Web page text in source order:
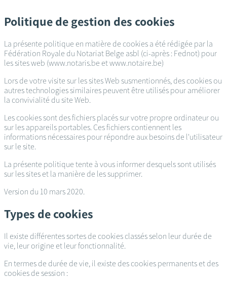
au
contenu
Politique de gestion des cookies
La présente politique en matière de cookies a été rédigée par la
Fédération Royale du Notariat Belge asbl (ci-après : Fednot) pour
les sites web (www.notaris.be et www.notaire.be)
Lors de votre visite sur les sites Web susmentionnés, des cookies ou
autres technologies similaires peuvent être utilisés pour améliorer
la convivialité du site Web.
Les cookies sont des fichiers placés sur votre propre ordinateur ou
sur les appareils portables. Ces fichiers contiennent les
informations nécessaires pour répondre aux besoins de l'utilisateur
sur le site.
La présente politique tente à vous informer desquels sont utilisés
sur les sites et la manière de les supprimer.
Version du 10 mars 2020.
Types de cookies
Il existe différentes sortes de cookies classés selon leur durée de
vie, leur origine et leur fonctionnalité.
En termes de durée de vie, il existe des cookies permanents et des
cookies de session :